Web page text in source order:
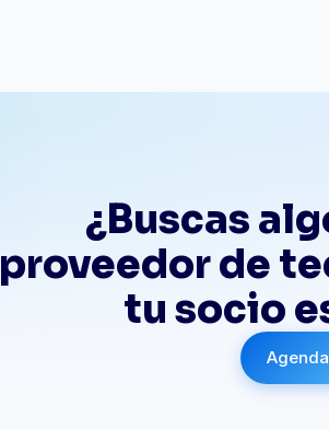
¿Buscas
proveedor de
tu socio